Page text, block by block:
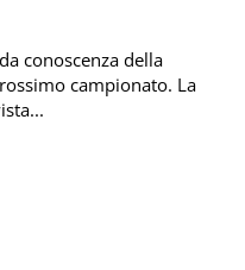
conoscenza della
campionato. La